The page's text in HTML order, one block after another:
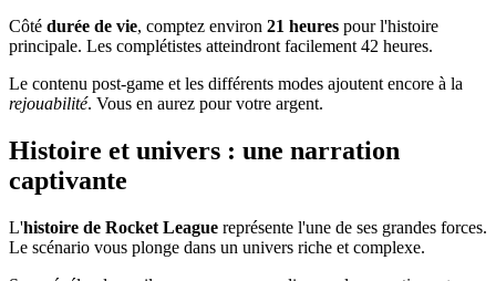
Côté durée de vie, comptez environ 21 heures pour l'histoire
principale. Les complétistes atteindront facilement 42 heures.
Le contenu post-game et les différents modes ajoutent encore à la
rejouabilité. Vous en aurez pour votre argent.
Histoire et univers : une narration
captivante
L'histoire de Rocket League représente l'une de ses grandes forces.
Le scénario vous plonge dans un univers riche et complexe.